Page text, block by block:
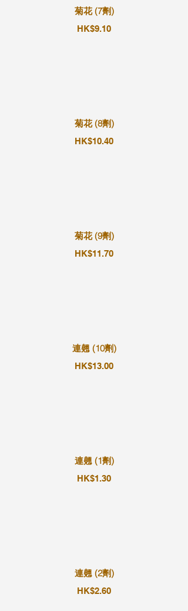
菊花 (7劑)
HK$9.10
菊花 (8劑)
HK$10.40
菊花 (9劑)
HK$11.70
連翹 (10劑)
HK$13.00
連翹 (1劑)
HK$1.30
連翹 (2劑)
HK$2.60